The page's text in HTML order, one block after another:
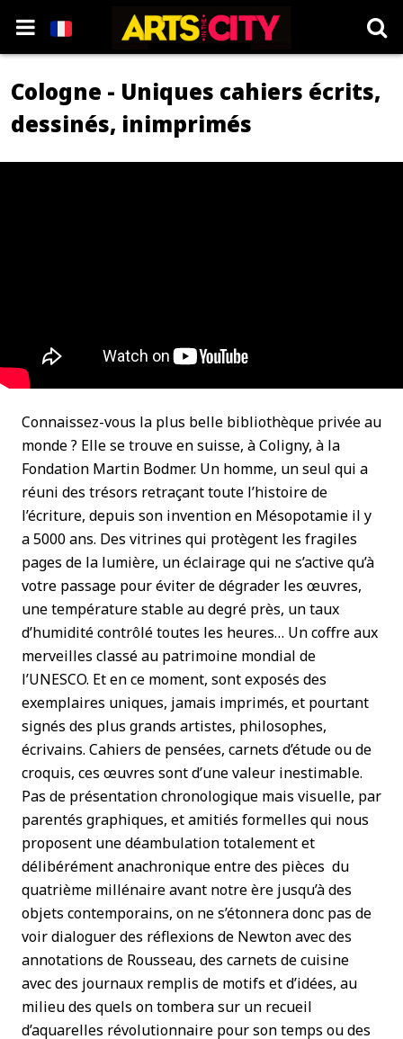
Cologne - Uniques cahiers écrits,
dessinés, inimprimés
Connaissez-vous la plus belle bibliothèque privée au
monde ? Elle se trouve en suisse, à Coligny, à la
Fondation Martin Bodmer. Un homme, un seul qui a
réuni des trésors retraçant toute l’histoire de
l’écriture, depuis son invention en Mésopotamie il y
a 5000 ans. Des vitrines qui protègent les fragiles
pages de la lumière, un éclairage qui ne s’active qu’à
votre passage pour éviter de dégrader les œuvres,
une température stable au degré près, un taux
d’humidité contrôlé toutes les heures… Un coffre aux
merveilles classé au patrimoine mondial de
l’UNESCO. Et en ce moment, sont exposés des
exemplaires uniques, jamais imprimés, et pourtant
signés des plus grands artistes, philosophes,
écrivains. Cahiers de pensées, carnets d’étude ou de
croquis, ces œuvres sont d’une valeur inestimable.
Pas de présentation chronologique mais visuelle, par
parentés graphiques, et amitiés formelles qui nous
proposent une déambulation totalement et
délibérément anachronique entre des pièces du
quatrième millénaire avant notre ère jusqu’à des
objets contemporains, on ne s’étonnera donc pas de
voir dialoguer des réflexions de Newton avec des
annotations de Rousseau, des carnets de cuisine
avec des journaux remplis de motifs et d’idées, au
milieu des quels on tombera sur un recueil
d’aquarelles révolutionnaire pour son temps ou des